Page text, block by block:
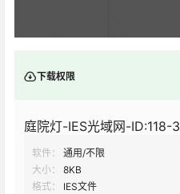
下载权限
庭院灯-IES光域网-ID:118-3
软件：
通用/不限
大小：
8KB
格式：
IES文件